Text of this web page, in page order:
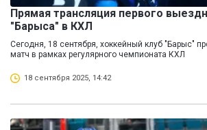
Прямая трансляция первого
"Барыса" в КХЛ
Сегодня, 18 сентября, хоккейный клуб "Барыс"
матч в рамках регулярного чемпионата КХЛ
18 сентября 2025, 14:42